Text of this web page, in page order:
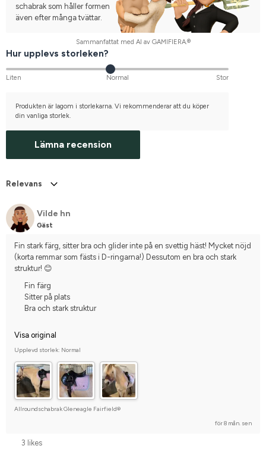
schabrak som håller formen
även efter många tvättar.
Sammanfattat med AI av GAMIFIERA.®
Hur upplevs storleken?
Liten Normal Stor
Produkten är lagom i storlekarna. Vi rekommenderar att du köper
din vanliga storlek.
Lämna recension
Relevans
Vilde hn
Gäst
Fin stark färg, sitter bra och glider inte på en svettig häst! Mycket nöjd
(korta remmar som fästs i D-ringarna!) Dessutom en bra och stark
struktur! 😊
Fin färg
Sitter på plats
Bra och stark struktur
Visa original
Upplevd storlek: Normal
Allroundschabrak Gleneagle Fairfield®
för 8 mån. sen
3 likes